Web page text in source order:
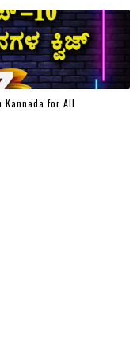
for All